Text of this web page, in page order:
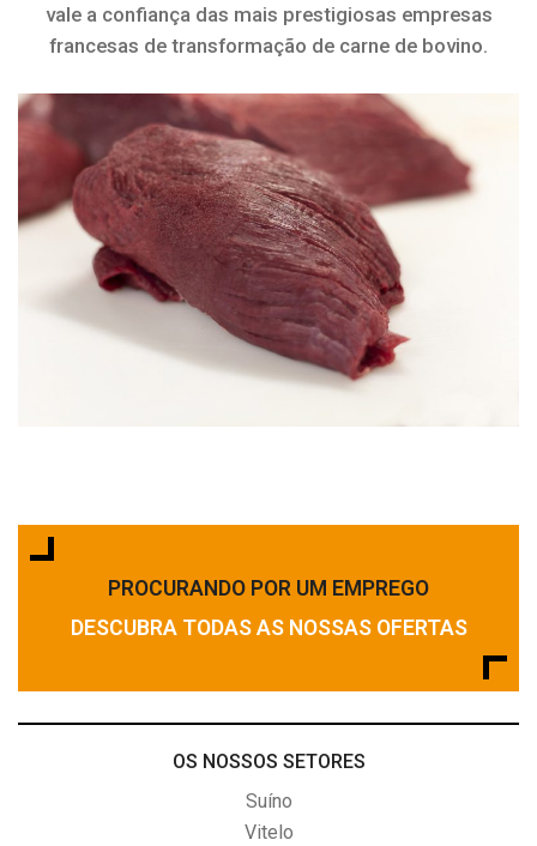
vale a confiança das mais prestigiosas empresas
francesas de transformação de carne de bovino.
PROCURANDO POR UM EMPREGO
DESCUBRA TODAS AS NOSSAS OFERTAS
OS NOSSOS SETORES
Suíno
Vitelo